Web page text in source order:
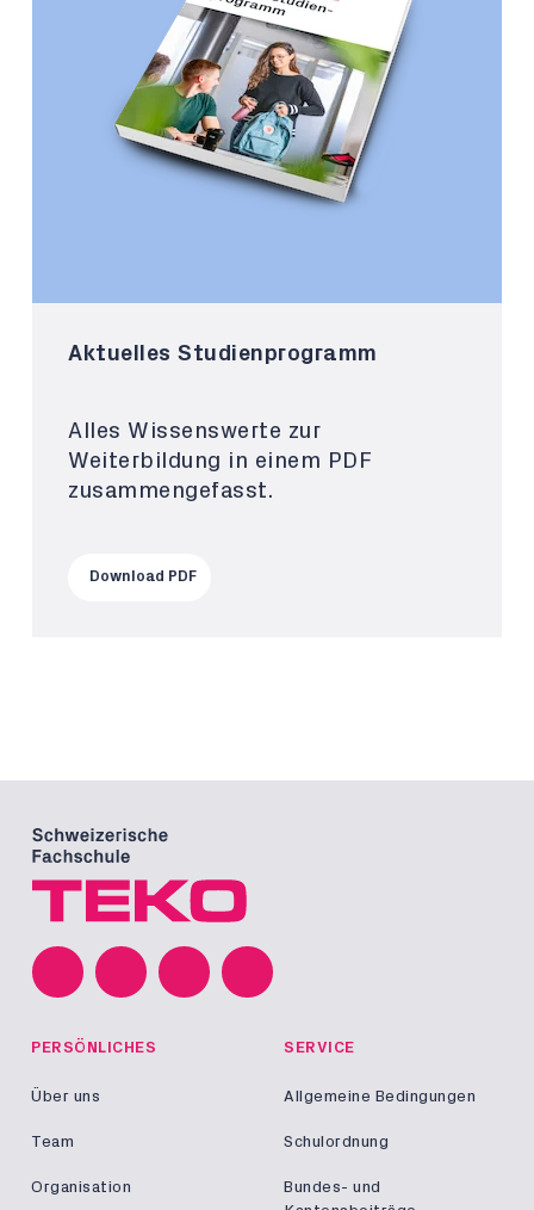
Aktuelles Studienprogramm
Alles Wissenswerte zur
Weiterbildung in einem PDF
zusammengefasst.
Download PDF
PERSÖNLICHES
Über uns
Team
Organisation
SERVICE
Allgemeine Bedingungen
Schulordnung
Bundes- und